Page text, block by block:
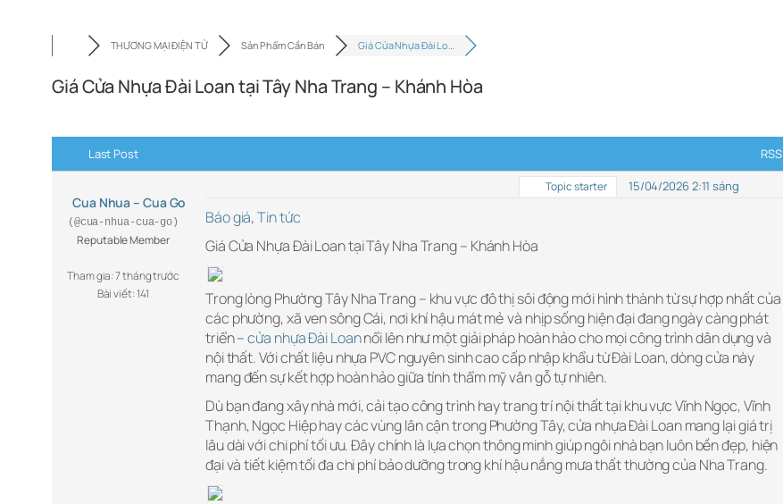
THƯƠNG MẠI ĐIỆN TỬ Sản Phẩm Cần Bán Giá Cửa Nhựa Đài Lo…
Giá Cửa Nhựa Đài Loan tại Tây Nha Trang – Khánh Hòa
Last Post RSS
Cua Nhua – Cua Go
(@cua-nhua-cua-go)
Reputable Member
Tham gia: 7 tháng trước
Bài viết: 141
Topic starter 15/04/2026 2:11 sáng
Báo giá,Tin tức
Giá Cửa Nhựa Đài Loan tại Tây Nha Trang – Khánh Hòa
Trong lòng Phường Tây Nha Trang – khu vực đô thị sôi động mới hình thành từ sự hợp nhất của
các phường, xã ven sông Cái, nơi khí hậu mát mẻ và nhịp sống hiện đại đang ngày càng phát
triển –cửa nhựa Đài Loannổi lên như một giải pháp hoàn hảo cho mọi công trình dân dụng và
nội thất. Với chất liệu nhựa PVC nguyên sinh cao cấp nhập khẩu từ Đài Loan, dòng cửa này
mang đến sự kết hợp hoàn hảo giữa tính thẩm mỹ vân gỗ tự nhiên.
Dù bạn đang xây nhà mới, cải tạo công trình hay trang trí nội thất tại khu vực Vĩnh Ngọc, Vĩnh
Thạnh, Ngọc Hiệp hay các vùng lân cận trong Phường Tây, cửa nhựa Đài Loan mang lại giá trị
lâu dài với chi phí tối ưu. Đây chính là lựa chọn thông minh giúp ngôi nhà bạn luôn bền đẹp, hiện
đại và tiết kiệm tối đa chi phí bảo dưỡng trong khí hậu nắng mưa thất thường của Nha Trang.